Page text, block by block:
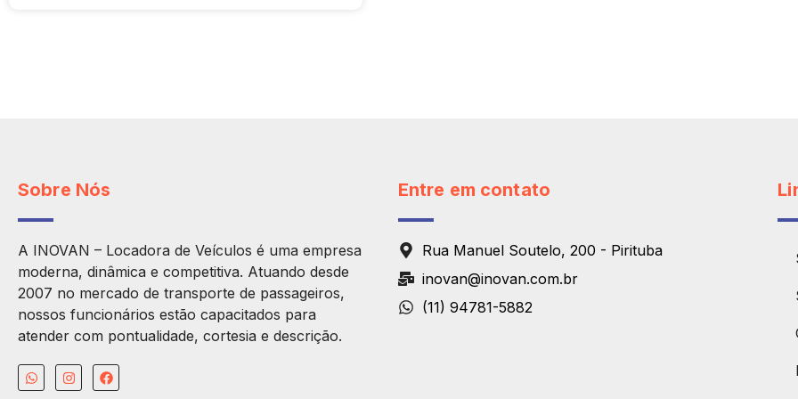
Sobre Nós
A INOVAN – Locadora de Veículos é uma empresa
moderna, dinâmica e competitiva. Atuando desde
2007 no mercado de transporte de passageiros,
nossos funcionários estão capacitados para
atender com pontualidade, cortesia e descrição.
Entre em contato
Rua Manuel Soutelo, 200 - Pirituba
inovan@inovan.com.br
(11) 94781-5882